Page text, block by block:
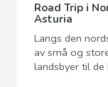
Road Trip i
Asturia
Langs den
av små og
landsbyer til de